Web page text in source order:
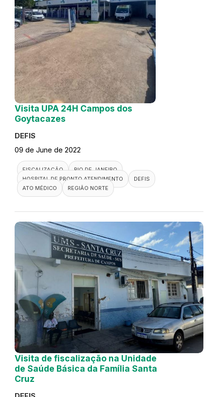
Visita UPA 24H Campos dos
Goytacazes
DEFIS
09 de June de 2022
FISCALIZAÇÃO
RIO DE JANEIRO
HOSPITAL DE PRONTO ATENDIMENTO
DEFIS
ATO MÉDICO
REGIÃO NORTE
Visita de fiscalização na Unidade
de Saúde Básica da Família Santa
Cruz